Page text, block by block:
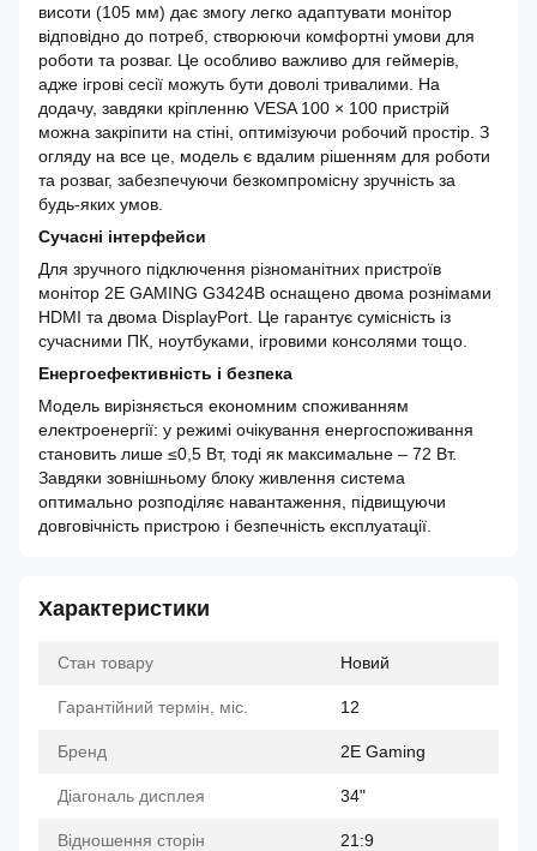
висоти (105 мм) дає змогу легко адаптувати монітор
відповідно до потреб, створюючи комфортні умови для
роботи та розваг. Це особливо важливо для геймерів,
адже ігрові сесії можуть бути доволі тривалими. На
додачу, завдяки кріпленню VESA 100 × 100 пристрій
можна закріпити на стіні, оптимізуючи робочий простір. З
огляду на все це, модель є вдалим рішенням для роботи
та розваг, забезпечуючи безкомпромісну зручність за
будь-яких умов.
Сучасні інтерфейси
Для зручного підключення різноманітних пристроїв
монітор 2E GAMING G3424B оснащено двома рознімами
HDMI та двома DisplayPort. Це гарантує сумісність із
сучасними ПК, ноутбуками, ігровими консолями тощо.
Енергоефективність і безпека
Модель вирізняється економним споживанням
електроенергії: у режимі очікування енергоспоживання
становить лише ≤0,5 Вт, тоді як максимальне – 72 Вт.
Завдяки зовнішньому блоку живлення система
оптимально розподіляє навантаження, підвищуючи
довговічність пристрою і безпечність експлуатації.
Характеристики
Стан товару Новий
Гарантійний термін, міс. 12
Бренд 2E Gaming
Діагональ дисплея 34"
Відношення сторін 21:9